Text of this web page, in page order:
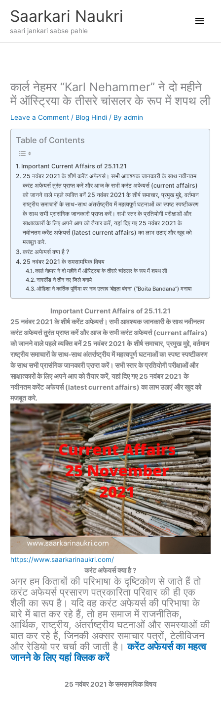
Saarkari Naukri
saari jankari sabse pahle
कार्ल नेहमर “Karl Nehammer” ने दो महीने
में ऑस्ट्रिया के तीसरे चांसलर के रूप में शपथ ली
Leave a Comment / Blog Hindi / Byadmin
Table of Contents
Important Current Affairs of 25.11.21
25 नवंबर 2021 के शीर्ष करेंट अफेयर्स। सभी आवश्यक जानकारी के साथ नवीनतम
करंट अफेयर्स तुरंत प्राप्त करें और आज के सभी करंट अफेयर्स (current affairs)
को जानने वाले पहले व्यक्ति बनें 25 नवंबर 2021 के शीर्ष समाचार, प्रमुख मुद्दे, वर्तमान
राष्ट्रीय समाचारों के साथ-साथ अंतर्राष्ट्रीय में महत्वपूर्ण घटनाओं का स्पष्ट स्पष्टीकरण
के साथ सभी प्रासंगिक जानकारी प्राप्त करें। सभी स्तर के प्रतियोगी परीक्षाओं और
साक्षात्कारों के लिए अपने आप को तैयार करें, यहां दिए गए 25 नवंबर 2021 के
नवीनतम करेंट अफेयर्स (latest current affairs) का लाभ उठाएं और खुद को
मजबूत करे.
करंट अफेयर्स क्या है ?
25 नवंबर 2021 के समसामयिक विषय
कार्ल नेहमर ने दो महीने में ऑस्ट्रिया के तीसरे चांसलर के रूप में शपथ ली
नागालैंड ने तीन नए जिले बनाये
ओडिशा ने कार्तिक पूर्णिमा पर नाव उत्सव ‘बोइता बंदना’ (“Boita Bandana”) मनाया
Important Current Affairs of 25.11.21
25 नवंबर 2021 के शीर्ष करेंट अफेयर्स। सभी आवश्यक जानकारी के साथ नवीनतम
करंट अफेयर्स तुरंत प्राप्त करें और आज के सभी करंट अफेयर्स (current affairs)
को जानने वाले पहले व्यक्ति बनें25 नवंबर2021के शीर्ष समाचार, प्रमुख मुद्दे, वर्तमान
राष्ट्रीय समाचारों के साथ-साथ अंतर्राष्ट्रीय में महत्वपूर्ण घटनाओंका स्पष्ट स्पष्टीकरण
के साथ सभी प्रासंगिक जानकारी प्राप्त करें। सभी स्तरकेप्रतियोगी परीक्षाओं और
साक्षात्कारों के लिए अपने आप को तैयार करें, यहां दिए गए25 नवंबर 2021 के
नवीनतम करेंट अफेयर्स (latest current affairs) का लाभ उठाएं और खुद को
मजबूत करे.
https://www.saarkarinaukri.com/
करंट अफेयर्स क्या है ?
अगर हम किताबों की परिभाषा के दृष्टिकोण से जाते हैं तो
करंट अफेयर्स प्रसारण पत्रकारिता परिवार की ही एक
शैली का रूप है। यदि वह करंट अफेयर्स की परिभाषा के
बारे में बात कर रहे हैं, तो हम समाज में राजनीतिक,
आर्थिक, राष्ट्रीय, अंतर्राष्ट्रीय घटनाओं और समस्याओं की
बात कर रहे हैं, जिनकी अक्सर समाचार पत्रों, टेलीविजन
और रेडियो पर चर्चा की जाती है।करेंट अफेयर्स का महत्व
जानने के लिए यहां क्लिक करें
25 नवंबर 2021 के समसामयिक विषय